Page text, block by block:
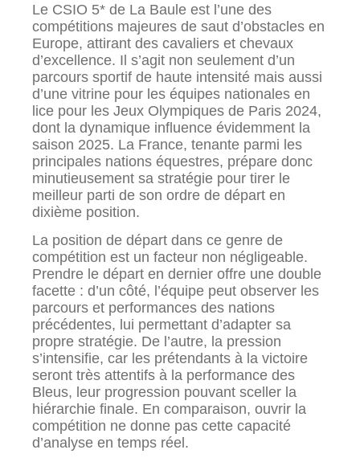
Le CSIO 5* de La Baule est l’une des
compétitions majeures de saut d’obstacles en
Europe, attirant des cavaliers et chevaux
d’excellence. Il s’agit non seulement d’un
parcours sportif de haute intensité mais aussi
d’une vitrine pour les équipes nationales en
lice pour les Jeux Olympiques de Paris 2024,
dont la dynamique influence évidemment la
saison 2025. La France, tenante parmi les
principales nations équestres, prépare donc
minutieusement sa stratégie pour tirer le
meilleur parti de son ordre de départ en
dixième position.
La position de départ dans ce genre de
compétition est un facteur non négligeable.
Prendre le départ en dernier offre une double
facette : d’un côté, l’équipe peut observer les
parcours et performances des nations
précédentes, lui permettant d’adapter sa
propre stratégie. De l’autre, la pression
s’intensifie, car les prétendants à la victoire
seront très attentifs à la performance des
Bleus, leur progression pouvant sceller la
hiérarchie finale. En comparaison, ouvrir la
compétition ne donne pas cette capacité
d’analyse en temps réel.